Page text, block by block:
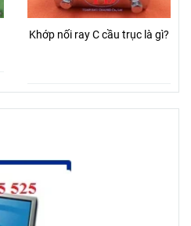
Khớp nối ray C cầu trục là gì?